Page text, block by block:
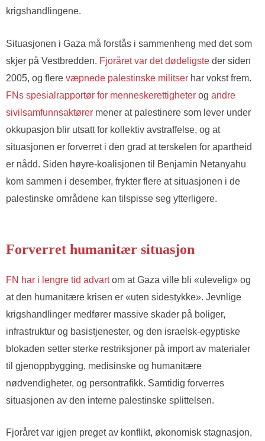
krigshandlingene.
Situasjonen i Gaza må forstås i sammenheng med det som
skjer på Vestbredden. Fjoråret var det dødeligste der siden
2005, og flere væpnede palestinske militser har vokst frem.
FNs spesialrapportør for menneskerettigheter og andre
sivilsamfunnsaktører mener at palestinere som lever under
okkupasjon blir utsatt for kollektiv avstraffelse, og at
situasjonen er forverret i den grad at terskelen for apartheid
er nådd. Siden høyre-koalisjonen til Benjamin Netanyahu
kom sammen i desember, frykter flere at situasjonen i de
palestinske områdene kan tilspisse seg ytterligere.
Forverret humanitær situasjon
FN har i lengre tid advartom at Gaza ville bli «ulevelig» og
at den humanitære krisen er «uten sidestykke». Jevnlige
krigshandlinger medfører massive skader på boliger,
infrastruktur og basistjenester, og den israelsk-egyptiske
blokaden setter sterke restriksjoner på import av materialer
til gjenoppbygging, medisinske og humanitære
nødvendigheter, og persontrafikk. Samtidig forverres
situasjonen av den interne palestinske splittelsen.
Fjoråret var igjen preget av konflikt, økonomisk stagnasjon,